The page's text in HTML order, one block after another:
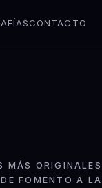
CONTACTO
MÁS ORIGINALES
FOMENTO A LA